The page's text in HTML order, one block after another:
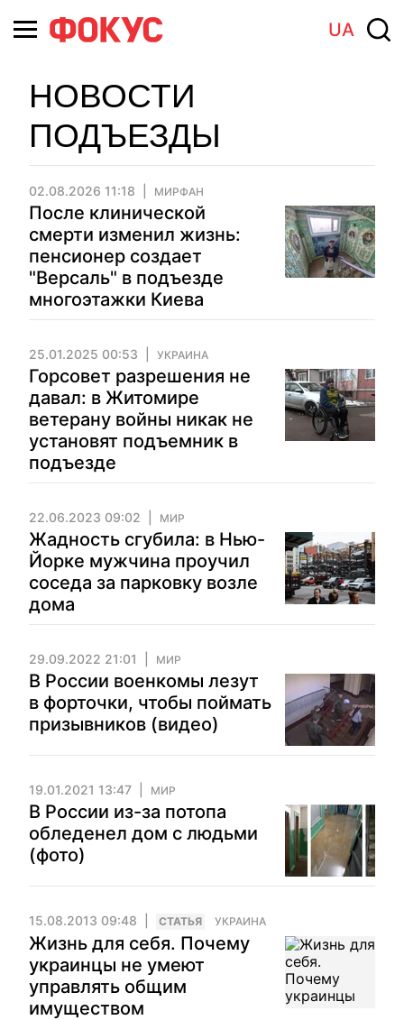
UA
НОВОСТИ
ПОДЪЕЗДЫ
02.08.2026 11:18 МИРФАН
После клинической
смерти изменил жизнь:
пенсионер создает
"Версаль" в подъезде
многоэтажки Киева
25.01.2025 00:53 УКРАИНА
Горсовет разрешения не
давал: в Житомире
ветерану войны никак не
установят подъемник в
подъезде
22.06.2023 09:02 МИР
Жадность сгубила: в Нью-
Йорке мужчина проучил
соседа за парковку возле
дома
29.09.2022 21:01 МИР
В России военкомы лезут
в форточки, чтобы поймать
призывников (видео)
19.01.2021 13:47 МИР
В России из-за потопа
обледенел дом с людьми
(фото)
15.08.2013 09:48 CТАТЬЯ УКРАИНА
Жизнь для себя. Почему
украинцы не умеют
управлять общим
имуществом